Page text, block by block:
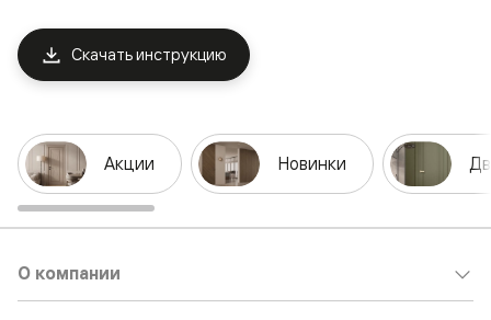
Скачать инструкцию
Акции Новинки
О компании